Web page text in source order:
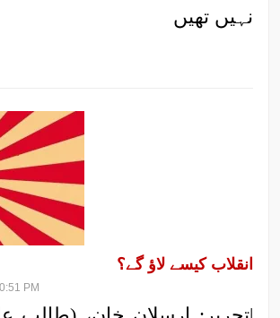
نہیں تھیں
انقلاب کیسے لاؤ گے؟
PM